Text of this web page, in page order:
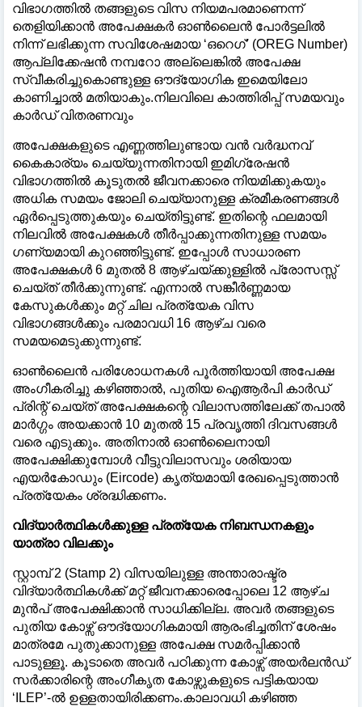
വിഭാഗത്തിൽ തങ്ങളുടെ വിസ നിയമപരമാണെന്ന്
തെളിയിക്കാൻ അപേക്ഷകർ ഓൺലൈൻ പോർട്ടലിൽ
നിന്ന് ലഭിക്കുന്ന സവിശേഷമായ ‘ഒറെഗ്’ (OREG Number)
ആപ്ലിക്കേഷൻ നമ്പറോ അല്ലെങ്കിൽ അപേക്ഷ
സ്വീകരിച്ചുകൊണ്ടുള്ള ഔദ്യോഗിക ഇമെയിലോ
കാണിച്ചാൽ മതിയാകും.നിലവിലെ കാത്തിരിപ്പ് സമയവും
കാർഡ് വിതരണവും
അപേക്ഷകളുടെ എണ്ണത്തിലുണ്ടായ വൻ വർദ്ധനവ്
കൈകാര്യം ചെയ്യുന്നതിനായി ഇമിഗ്രേഷൻ
വിഭാഗത്തിൽ കൂടുതൽ ജീവനക്കാരെ നിയമിക്കുകയും
അധിക സമയം ജോലി ചെയ്യാനുള്ള ക്രമീകരണങ്ങൾ
ഏർപ്പെടുത്തുകയും ചെയ്തിട്ടുണ്ട്. ഇതിന്റെ ഫലമായി
നിലവിൽ അപേക്ഷകൾ തീർപ്പാക്കുന്നതിനുള്ള സമയം
ഗണ്യമായി കുറഞ്ഞിട്ടുണ്ട്. ഇപ്പോൾ സാധാരണ
അപേക്ഷകൾ 6 മുതൽ 8 ആഴ്ചയ്ക്കുള്ളിൽ പ്രോസസ്സ്
ചെയ്ത് തീർക്കുന്നുണ്ട്. എന്നാൽ സങ്കീർണ്ണമായ
കേസുകൾക്കും മറ്റ് ചില പ്രത്യേക വിസ
വിഭാഗങ്ങൾക്കും പരമാവധി 16 ആഴ്ച വരെ
സമയമെടുക്കുന്നുണ്ട്.
ഓൺലൈൻ പരിശോധനകൾ പൂർത്തിയായി അപേക്ഷ
അംഗീകരിച്ചു കഴിഞ്ഞാൽ, പുതിയ ഐആർപി കാർഡ്
പ്രിന്റ് ചെയ്ത് അപേക്ഷകന്റെ വിലാസത്തിലേക്ക് തപാൽ
മാർഗ്ഗം അയക്കാൻ 10 മുതൽ 15 പ്രവൃത്തി ദിവസങ്ങൾ
വരെ എടുക്കും. അതിനാൽ ഓൺലൈനായി
അപേക്ഷിക്കുമ്പോൾ വീട്ടുവിലാസവും ശരിയായ
എയർകോഡും (Eircode) കൃത്യമായി രേഖപ്പെടുത്താൻ
പ്രത്യേകം ശ്രദ്ധിക്കണം.
വിദ്യാർത്ഥികൾക്കുള്ള പ്രത്യേക നിബന്ധനകളും
യാത്രാ വിലക്കും
സ്റ്റാമ്പ് 2 (Stamp 2) വിസയിലുള്ള അന്താരാഷ്ട്ര
വിദ്യാർത്ഥികൾക്ക് മറ്റ് ജീവനക്കാരെപ്പോലെ 12 ആഴ്ച
മുൻപ് അപേക്ഷിക്കാൻ സാധിക്കില്ല. അവർ തങ്ങളുടെ
പുതിയ കോഴ്സ് ഔദ്യോഗികമായി ആരംഭിച്ചതിന് ശേഷം
മാത്രമേ പുതുക്കാനുള്ള അപേക്ഷ സമർപ്പിക്കാൻ
പാടുള്ളൂ. കൂടാതെ അവർ പഠിക്കുന്ന കോഴ്സ് അയർലൻഡ്
സർക്കാരിന്റെ അംഗീകൃത കോഴ്സുകളുടെ പട്ടികയായ
‘ILEP’-ൽ ഉള്ളതായിരിക്കണം.കാലാവധി കഴിഞ്ഞ